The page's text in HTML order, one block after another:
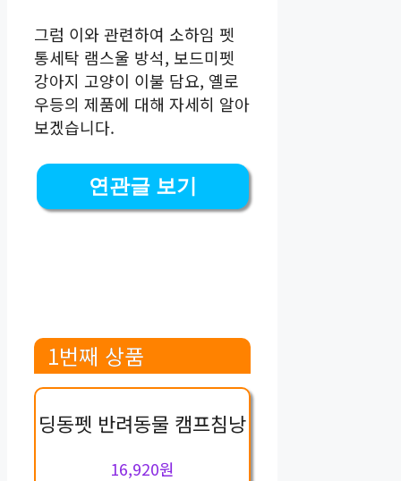
그럼 이와 관련하여 소하임 펫
통세탁 램스울 방석, 보드미펫
강아지 고양이 이불 담요, 옐로
우등의 제품에 대해 자세히 알아
보겠습니다.
연관글 보기
1번째 상품
딩동펫 반려동물 캠프침낭
16,920원